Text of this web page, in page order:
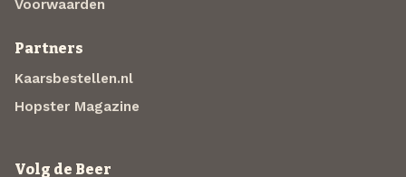
Voorwaarden
Partners
Kaarsbestellen.nl
Hopster Magazine
Volg de Beer